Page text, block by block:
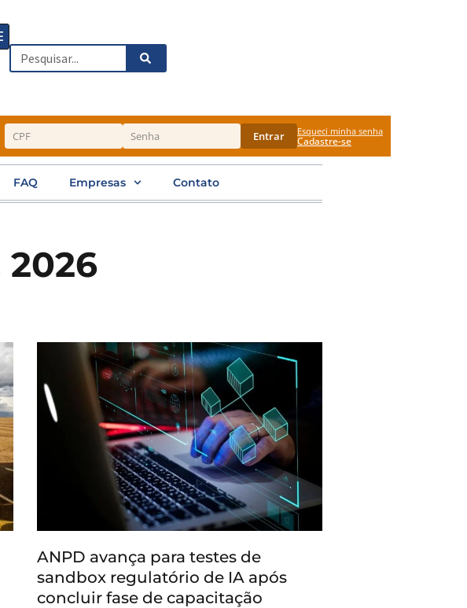
Search
Entrar Esqueci minha senha
Cadastre-se
FAQ Empresas Contato
ANPD avança para testes de
sandbox regulatório de IA após
concluir fase de capacitação